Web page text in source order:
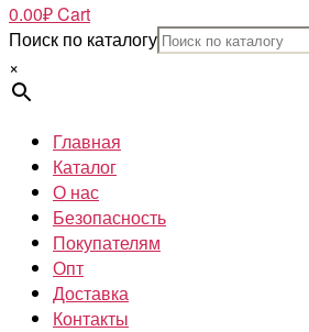
0.00₽Cart
Поиск по каталогу
×
Главная
Каталог
О нас
Безопасность
Покупателям
Опт
Доставка
Контакты